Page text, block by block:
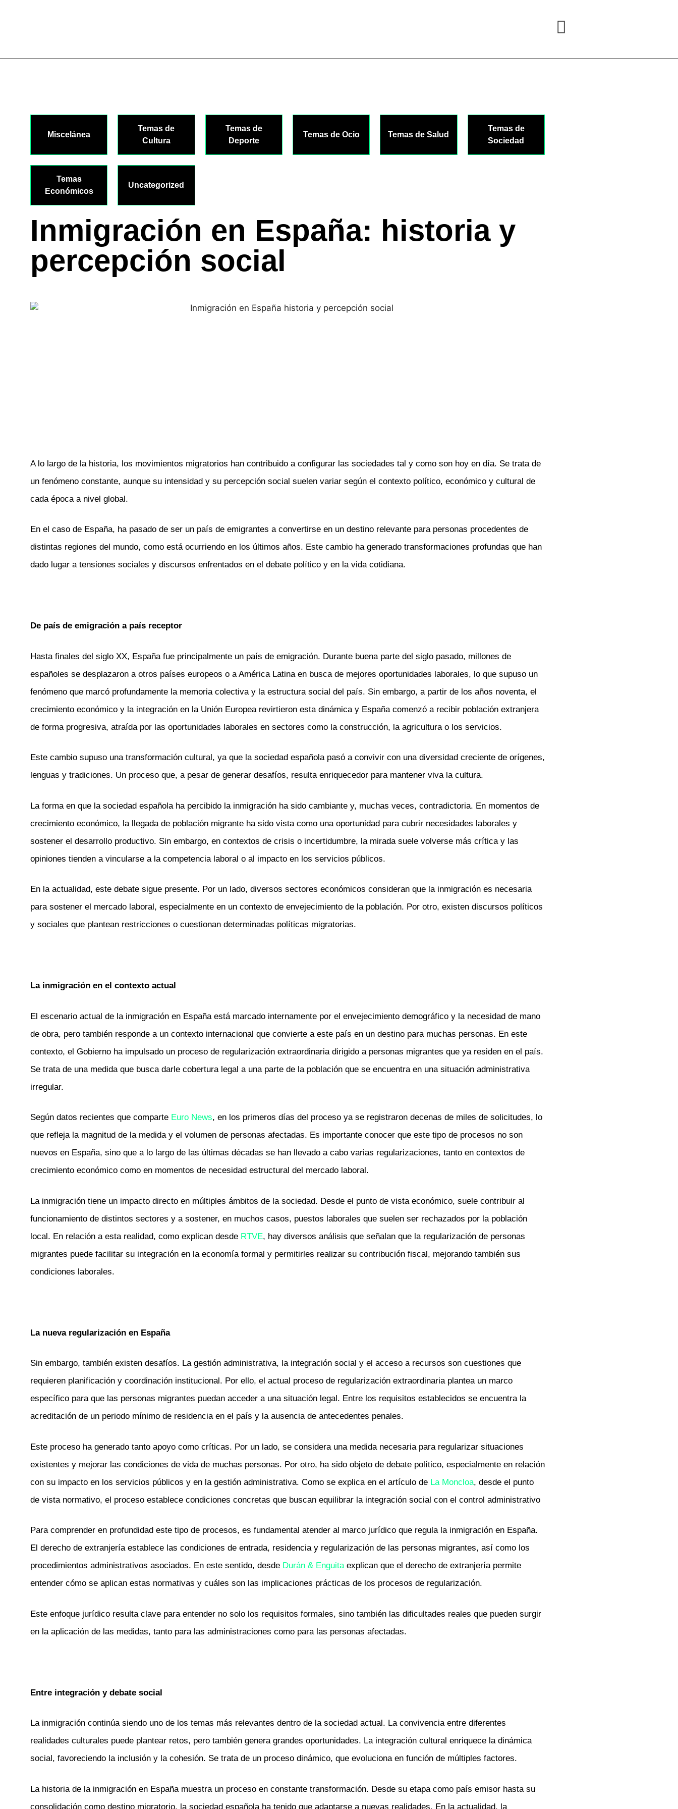
Miscelánea
Temas de
Cultura
Temas de
Deporte
Temas de Ocio Temas de Salud
Temas de
Sociedad
Temas
Económicos
Uncategorized
Inmigración en España: historia y
percepción social
A lo largo de la historia, los movimientos migratorios han contribuido a configurar las sociedades tal y como son hoy en día. Se trata de
un fenómeno constante, aunque su intensidad y su percepción social suelen variar según el contexto político, económico y cultural de
cada época a nivel global.
En el caso de España, ha pasado de ser un país de emigrantes a convertirse en un destino relevante para personas procedentes de
distintas regiones del mundo, como está ocurriendo en los últimos años. Este cambio ha generado transformaciones profundas que han
dado lugar a tensiones sociales y discursos enfrentados en el debate político y en la vida cotidiana.
De país de emigración a país receptor
Hasta finales del siglo XX, España fue principalmente un país de emigración. Durante buena parte del siglo pasado, millones de
españoles se desplazaron a otros países europeos o a América Latina en busca de mejores oportunidades laborales, lo que supuso un
fenómeno que marcó profundamente la memoria colectiva y la estructura social del país. Sin embargo, a partir de los años noventa, el
crecimiento económico y la integración en la Unión Europea revirtieron esta dinámica y España comenzó a recibir población extranjera
de forma progresiva, atraída por las oportunidades laborales en sectores como la construcción, la agricultura o los servicios.
Este cambio supuso una transformación cultural, ya que la sociedad española pasó a convivir con una diversidad creciente de orígenes,
lenguas y tradiciones. Un proceso que, a pesar de generar desafíos, resulta enriquecedor para mantener viva la cultura.
La forma en que la sociedad española ha percibido la inmigración ha sido cambiante y, muchas veces, contradictoria. En momentos de
crecimiento económico, la llegada de población migrante ha sido vista como una oportunidad para cubrir necesidades laborales y
sostener el desarrollo productivo. Sin embargo, en contextos de crisis o incertidumbre, la mirada suele volverse más crítica y las
opiniones tienden a vincularse a la competencia laboral o al impacto en los servicios públicos.
En la actualidad, este debate sigue presente. Por un lado, diversos sectores económicos consideran que la inmigración es necesaria
para sostener el mercado laboral, especialmente en un contexto de envejecimiento de la población. Por otro, existen discursos políticos
y sociales que plantean restricciones o cuestionan determinadas políticas migratorias.
La inmigración en el contexto actual
El escenario actual de la inmigración en España está marcado internamente por el envejecimiento demográfico y la necesidad de mano
de obra, pero también responde a un contexto internacional que convierte a este país en un destino para muchas personas. En este
contexto, el Gobierno ha impulsado un proceso de regularización extraordinaria dirigido a personas migrantes que ya residen en el país.
Se trata de una medida que busca darle cobertura legal a una parte de la población que se encuentra en una situación administrativa
irregular.
Según datos recientes que comparte Euro News, en los primeros días del proceso ya se registraron decenas de miles de solicitudes, lo
que refleja la magnitud de la medida y el volumen de personas afectadas. Es importante conocer que este tipo de procesos no son
nuevos en España, sino que a lo largo de las últimas décadas se han llevado a cabo varias regularizaciones, tanto en contextos de
crecimiento económico como en momentos de necesidad estructural del mercado laboral.
La inmigración tiene un impacto directo en múltiples ámbitos de la sociedad. Desde el punto de vista económico, suele contribuir al
funcionamiento de distintos sectores y a sostener, en muchos casos, puestos laborales que suelen ser rechazados por la población
local. En relación a esta realidad, como explican desde RTVE, hay diversos análisis que señalan que la regularización de personas
migrantes puede facilitar su integración en la economía formal y permitirles realizar su contribución fiscal, mejorando también sus
condiciones laborales.
La nueva regularización en España
Sin embargo, también existen desafíos. La gestión administrativa, la integración social y el acceso a recursos son cuestiones que
requieren planificación y coordinación institucional. Por ello, el actual proceso de regularización extraordinaria plantea un marco
específico para que las personas migrantes puedan acceder a una situación legal. Entre los requisitos establecidos se encuentra la
acreditación de un periodo mínimo de residencia en el país y la ausencia de antecedentes penales.
Este proceso ha generado tanto apoyo como críticas. Por un lado, se considera una medida necesaria para regularizar situaciones
existentes y mejorar las condiciones de vida de muchas personas. Por otro, ha sido objeto de debate político, especialmente en relación
con su impacto en los servicios públicos y en la gestión administrativa. Como se explica en el artículo de La Moncloa, desde el punto
de vista normativo, el proceso establece condiciones concretas que buscan equilibrar la integración social con el control administrativo
Para comprender en profundidad este tipo de procesos, es fundamental atender al marco jurídico que regula la inmigración en España.
El derecho de extranjería establece las condiciones de entrada, residencia y regularización de las personas migrantes, así como los
procedimientos administrativos asociados. En este sentido, desde Durán & Enguitaexplican que el derecho de extranjería permite
entender cómo se aplican estas normativas y cuáles son las implicaciones prácticas de los procesos de regularización.
Este enfoque jurídico resulta clave para entender no solo los requisitos formales, sino también las dificultades reales que pueden surgir
en la aplicación de las medidas, tanto para las administraciones como para las personas afectadas.
Entre integración y debate social
La inmigración continúa siendo uno de los temas más relevantes dentro de la sociedad actual. La convivencia entre diferentes
realidades culturales puede plantear retos, pero también genera grandes oportunidades. La integración cultural enriquece la dinámica
social, favoreciendo la inclusión y la cohesión. Se trata de un proceso dinámico, que evoluciona en función de múltiples factores.
La historia de la inmigración en España muestra un proceso en constante transformación. Desde su etapa como país emisor hasta su
consolidación como destino migratorio, la sociedad española ha tenido que adaptarse a nuevas realidades. En la actualidad, la